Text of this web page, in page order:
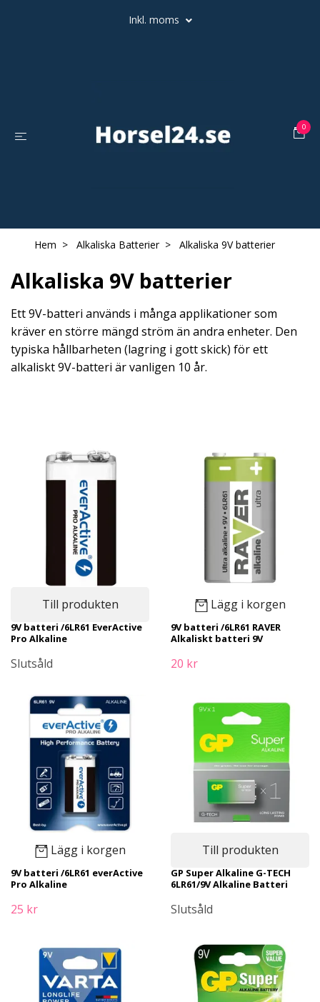
Inkl. moms
0
Hem Alkaliska Batterier Alkaliska 9V batterier
Alkaliska 9V batterier
Ett 9V-batteri används i många applikationer som
kräver en större mängd ström än andra enheter. Den
typiska hållbarheten (lagring i gott skick) för ett
alkaliskt 9V-batteri är vanligen 10 år.
Till produkten
9V batteri /6LR61 EverActive
Pro Alkaline
Slutsåld
Lägg i korgen
9V batteri /6LR61 RAVER
Alkaliskt batteri 9V
20 kr
Lägg i korgen
9V batteri /6LR61 everActive
Pro Alkaline
25 kr
Till produkten
GP Super Alkaline G-TECH
6LR61/9V Alkaline Batteri
Slutsåld